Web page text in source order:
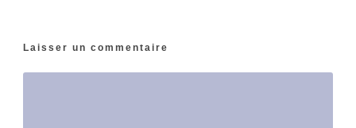
Laisser un commentaire